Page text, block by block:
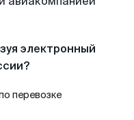
электронный
перевозке